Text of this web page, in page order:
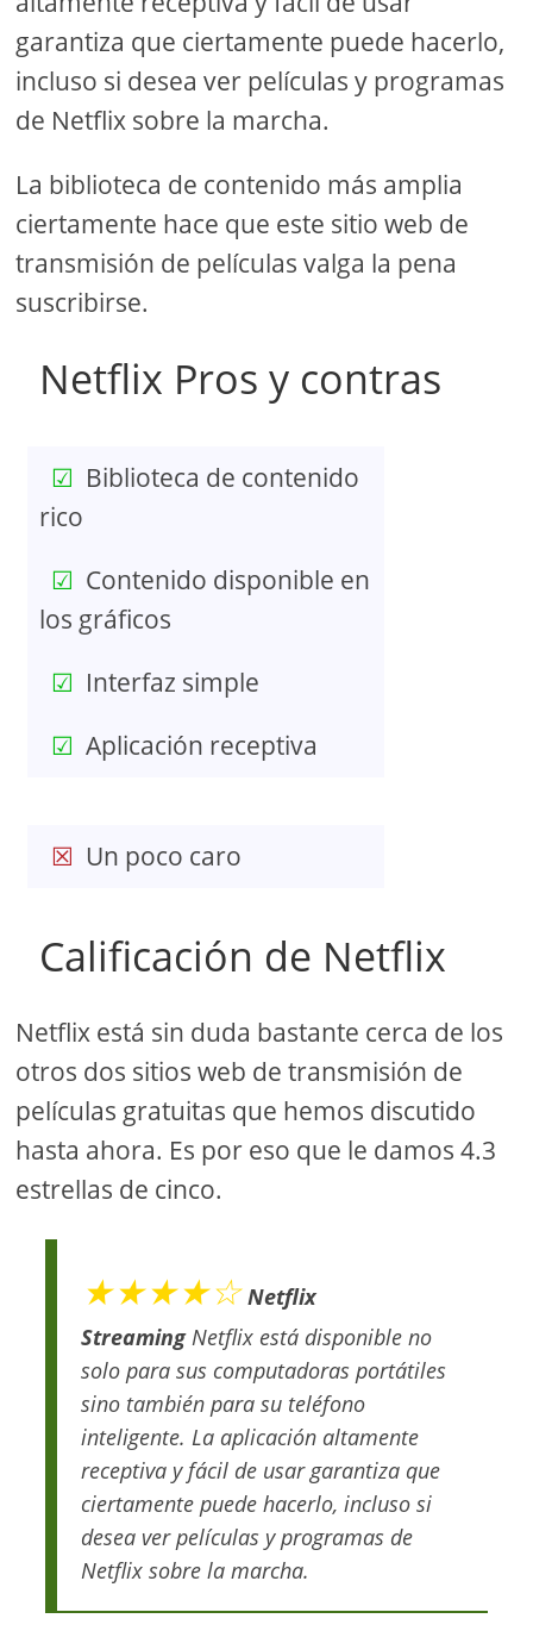
garantiza que ciertamente puede hacerlo,
incluso si desea ver películas y programas
de Netflix sobre la marcha.
La biblioteca de contenido más amplia
ciertamente hace que este sitio web de
transmisión de películas valga la pena
suscribirse.
Netflix Pros y contras
Biblioteca de contenido
rico
Contenido disponible en
los gráficos
Interfaz simple
Aplicación receptiva
Un poco caro
Calificación de Netflix
Netflix está sin duda bastante cerca de los
otros dos sitios web de transmisión de
películas gratuitas que hemos discutido
hasta ahora. Es por eso que le damos 4.3
estrellas de cinco.
★★★★☆ Netflix
StreamingNetflix está disponible no
solo para sus computadoras portátiles
sino también para su teléfono
inteligente. La aplicación altamente
receptiva y fácil de usar garantiza que
ciertamente puede hacerlo, incluso si
desea ver películas y programas de
Netflix sobre la marcha.